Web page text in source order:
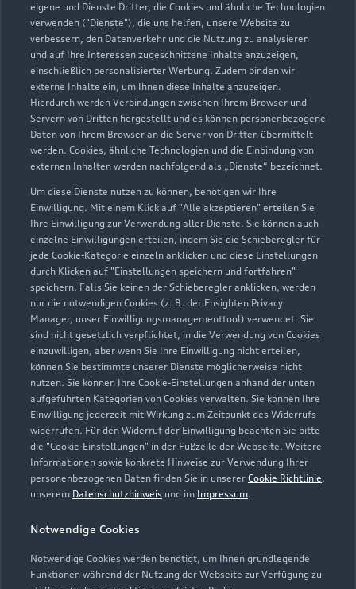
eigene und Dienste Dritter, die Cookies und ähnliche Technologien
verwenden ("Dienste"), die uns helfen, unsere Website zu
verbessern, den Datenverkehr und die Nutzung zu analysieren
und auf Ihre Interessen zugeschnittene Inhalte anzuzeigen,
einschließlich personalisierter Werbung. Zudem binden wir
externe Inhalte ein, um Ihnen diese Inhalte anzuzeigen.
Hierdurch werden Verbindungen zwischen Ihrem Browser und
Servern von Dritten hergestellt und es können personenbezogene
Daten von Ihrem Browser an die Server von Dritten übermittelt
werden. Cookies, ähnliche Technologien und die Einbindung von
externen Inhalten werden nachfolgend als „Dienste“ bezeichnet.
Um diese Dienste nutzen zu können, benötigen wir Ihre
Einwilligung. Mit einem Klick auf "Alle akzeptieren" erteilen Sie
Ihre Einwilligung zur Verwendung aller Dienste. Sie können auch
einzelne Einwilligungen erteilen, indem Sie die Schieberegler für
jede Cookie-Kategorie einzeln anklicken und diese Einstellungen
durch Klicken auf "Einstellungen speichern und fortfahren"
speichern. Falls Sie keinen der Schieberegler anklicken, werden
nur die notwendigen Cookies (z. B. der Ensighten Privacy
Manager, unser Einwilligungsmanagementtool) verwendet. Sie
sind nicht gesetzlich verpflichtet, in die Verwendung von Cookies
einzuwilligen, aber wenn Sie Ihre Einwilligung nicht erteilen,
können Sie bestimmte unserer Dienste möglicherweise nicht
nutzen. Sie können Ihre Cookie-Einstellungen anhand der unten
aufgeführten Kategorien von Cookies verwalten. Sie können Ihre
Einwilligung jederzeit mit Wirkung zum Zeitpunkt des Widerrufs
widerrufen. Für den Widerruf der Einwilligung beachten Sie bitte
die "Cookie-Einstellungen" in der Fußzeile der Webseite. Weitere
Informationen sowie konkrete Hinweise zur Verwendung Ihrer
personenbezogenen Daten finden Sie in unserer Cookie Richtlinie,
unserem Datenschutzhinweis und im Impressum.
Notwendige Cookies
Notwendige Cookies werden benötigt, um Ihnen grundlegende
Funktionen während der Nutzung der Webseite zur Verfügung zu
08342 96995
info-mod@autosinger.de
Kontaktdaten herunterladen
Öffnungszeiten
Verkauf
Geschlossen,öffnet amMontag 08:00
Service
Geschlossen, öffnet am Montag 07:00
Zurück nach oben
Modelle
Alle Modelle
Plug-in-Hybride
Kaufen & leasen
Neuwagensuche
Gebrauchtwagensuche
Service & Zubehör
Saisonale Angebote
Support